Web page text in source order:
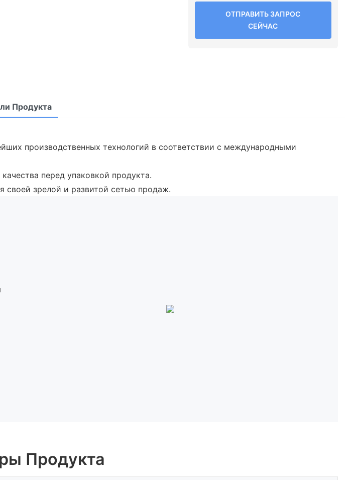
ОТПРАВИТЬ ЗАПРОС
СЕЙЧАС
Продукта
производственных технологий в соответствии с международными
перед упаковкой продукта.
своей зрелой и развитой сетью продаж.
Продукта